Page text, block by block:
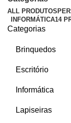
ALL PRODUTOS
INFORMÁTICA14
Categorias
Brinquedos
Escritório
Informática
Lapiseiras